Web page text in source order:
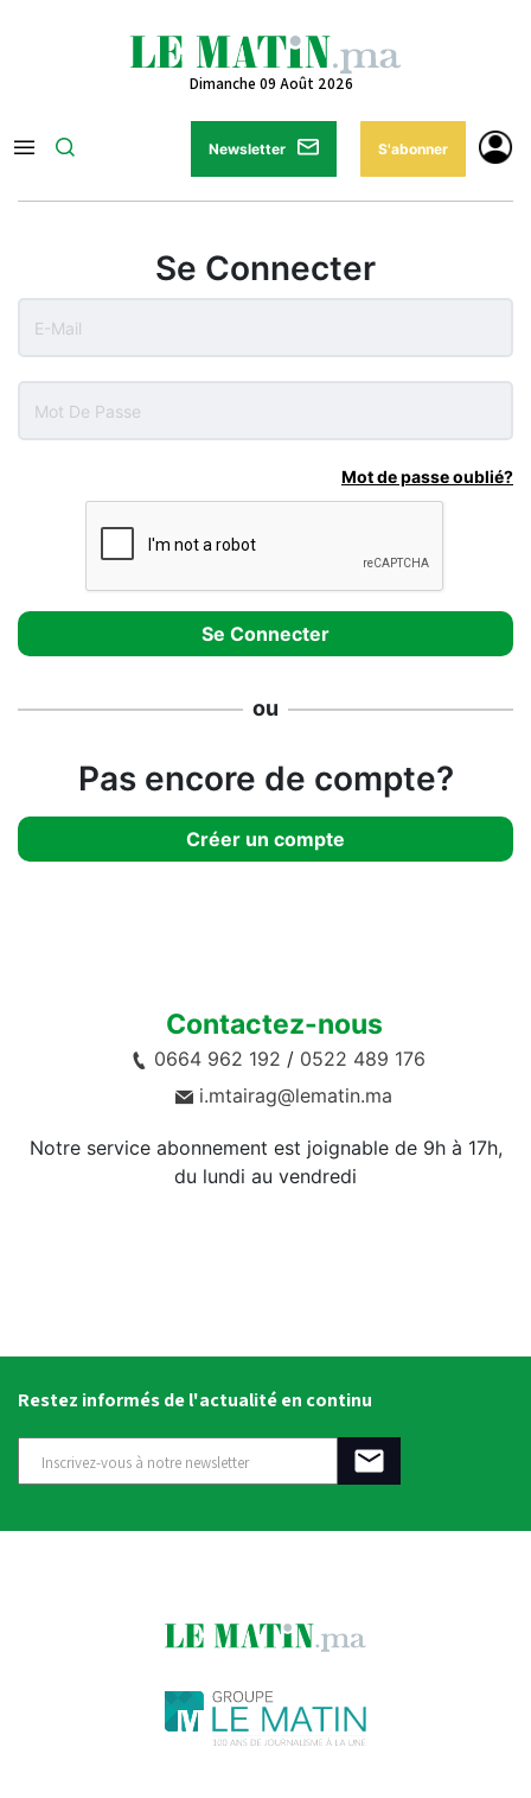
Dimanche 09 Août 2026
Newsletter S'abonner
Se Connecter
Mot de passe oublié?
ou
Pas encore de compte?
Créer un compte
Contactez-nous
0664 962 192 / 0522 489 176
i.mtairag@lematin.ma
Notre service abonnement est joignable de 9h à 17h,
du lundi au vendredi
Restez informés de l'actualité en continu